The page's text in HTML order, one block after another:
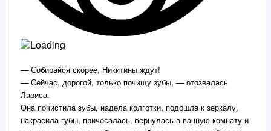
— Собирайся скорее, Никитины ждут!
— Сейчас, дорогой, только почищу зубы, — отозвалась
Лариса.
Она почистила зубы, надела колготки, подошла к зеркалу,
накрасила губы, причесалась, вернулась в ванную комнату и